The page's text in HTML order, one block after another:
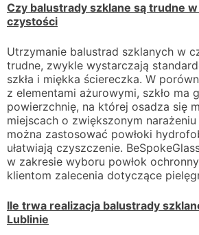
Czy balustrady szklane są trudne
czystości
Utrzymanie balustrad szklanych w
trudne, zwykle wystarczają
szkła i miękka ściereczka. W
z elementami ażurowymi, szkło ma
powierzchnię, na której osadza się
miejscach o zwiększonym
można zastosować powłoki
ułatwiają czyszczenie.
w zakresie wyboru powłok
klientom zalecenia dotyczące
Ile trwa realizacja balustrady
Lublinie